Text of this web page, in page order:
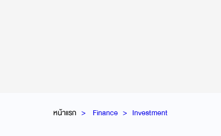
หน้าแรก Finance Investment